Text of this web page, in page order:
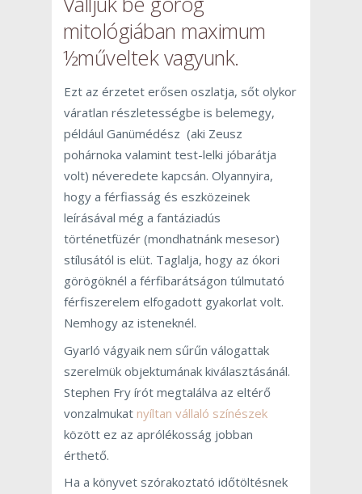
mitológiában maximum
½műveltek vagyunk.
Ezt az érzetet erősen oszlatja, sőt olykor
váratlan részletességbe is belemegy,
például Ganümédész (aki Zeusz
pohárnoka valamint test-lelki jóbarátja
volt) néveredete kapcsán. Olyannyira,
hogy a férfiasság és eszközeinek
leírásával még a fantáziadús
történetfüzér (mondhatnánk mesesor)
stílusától is elüt. Taglalja, hogy az ókori
görögöknél a férfibarátságon túlmutató
férfiszerelem elfogadott gyakorlat volt.
Nemhogy az isteneknél.
Gyarló vágyaik nem sűrűn válogattak
szerelmük objektumának kiválasztásánál.
Stephen Fry írót megtalálva az eltérő
vonzalmukat nyíltan vállaló színészek
között ez az aprólékosság jobban
érthető.
Ha a könyvet szórakoztató időtöltésnek